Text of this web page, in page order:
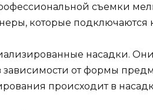
съемки
которые подключаются
насадки. Они
от формы
происходит в